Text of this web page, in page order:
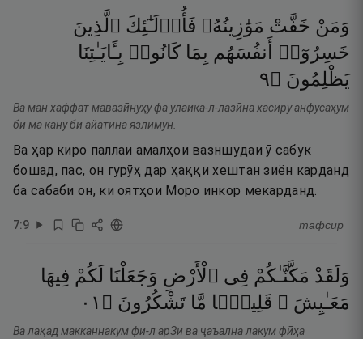
وَمَنْ خَفَّتْ مَوَٰزِينُهُۥ فَأُو۟لَـٰٓئِكَ ٱلَّذِينَ
خَسِرُوٓا۟
أَنفُسَهُم بِمَا كَانُوا۟ بِـَٔايَـٰتِنَا
يَظْلِمُونَ ۝٩
Ва ман хаффат мавазӣнуҳу фа улаика-л-лазӣна хасиру анфусаҳум
би ма кану би айатина язлимун.
Ва ҳар киро паллаи амалҳои вазншудаи ӯ сабук
бошад, пас, он гурӯҳ дар ҳаққи хештан зиён карданд
ба сабаби он, ки оятҳои Моро инкор мекарданд.
7:9 тафсир
وَلَقَدْ مَكَّنَّـٰكُمْ فِى ٱلْأَرْضِ وَجَعَلْنَا لَكُمْ فِيهَا
مَعَـٰيِشَ ۗ قَلِيلًۭا مَّا تَشْكُرُونَ ۝ ١٠
Ва лақад макканнакум фи-л арЗи ва ҷаъална лакум фӣҳа